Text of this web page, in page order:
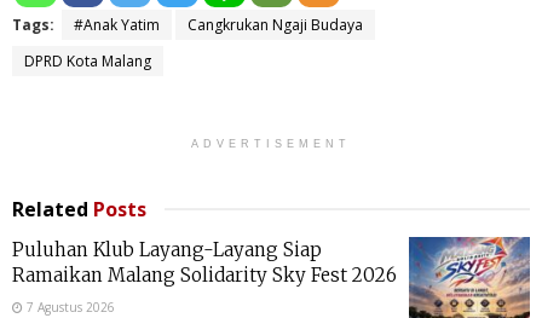
Tags: #Anak Yatim
Cangkrukan Ngaji Budaya
DPRD Kota Malang
ADVERTISEMENT
Related Posts
Puluhan Klub Layang-Layang Siap
Ramaikan Malang Solidarity Sky Fest 2026
7 Agustus 2026